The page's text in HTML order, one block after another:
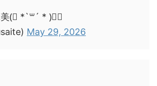
美(⃔ *`꒳´ * )⃕↝
May 29, 2026